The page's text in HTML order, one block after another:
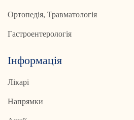
Ортопедія, Травматологія
Гастроентерологія
Інформація
Лікарі
Напрямки